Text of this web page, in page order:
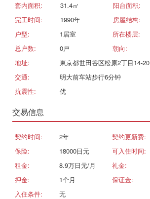
套内面积: 31.4㎡ 阳台面积:
完工时间:
1990年 房屋结构:
户型:
1居室 所在楼层:
总户数:
0戸 朝向:
地址:
東京都世田谷区松原2丁目14-20
交通:
明大前车站步行6分钟
抗震性:
优
交易信息
契约时间: 2年 契约更新费:
保险:
18000日元 可入住时间:
租金:
8.9万日元/月 礼金:
押金:
1个月 保证金:
入住条件:
无